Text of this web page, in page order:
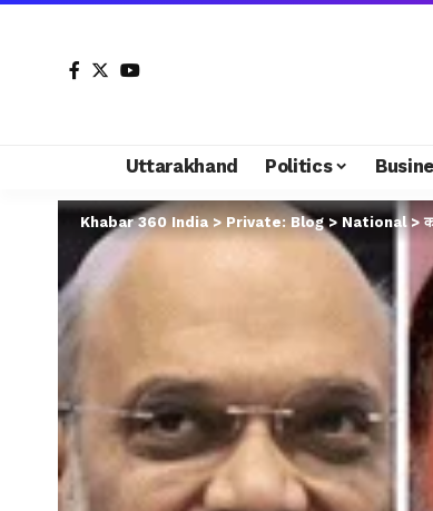
Uttarakhand Politics
Khabar 360 India> Private: Blog> National>